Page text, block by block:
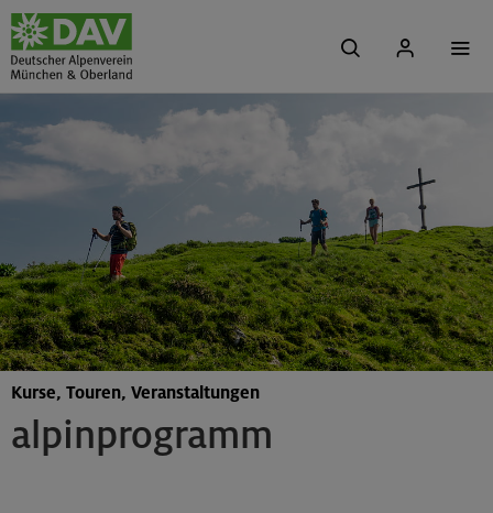
alpinprogramm
Kurse, Touren, Veranstaltungen